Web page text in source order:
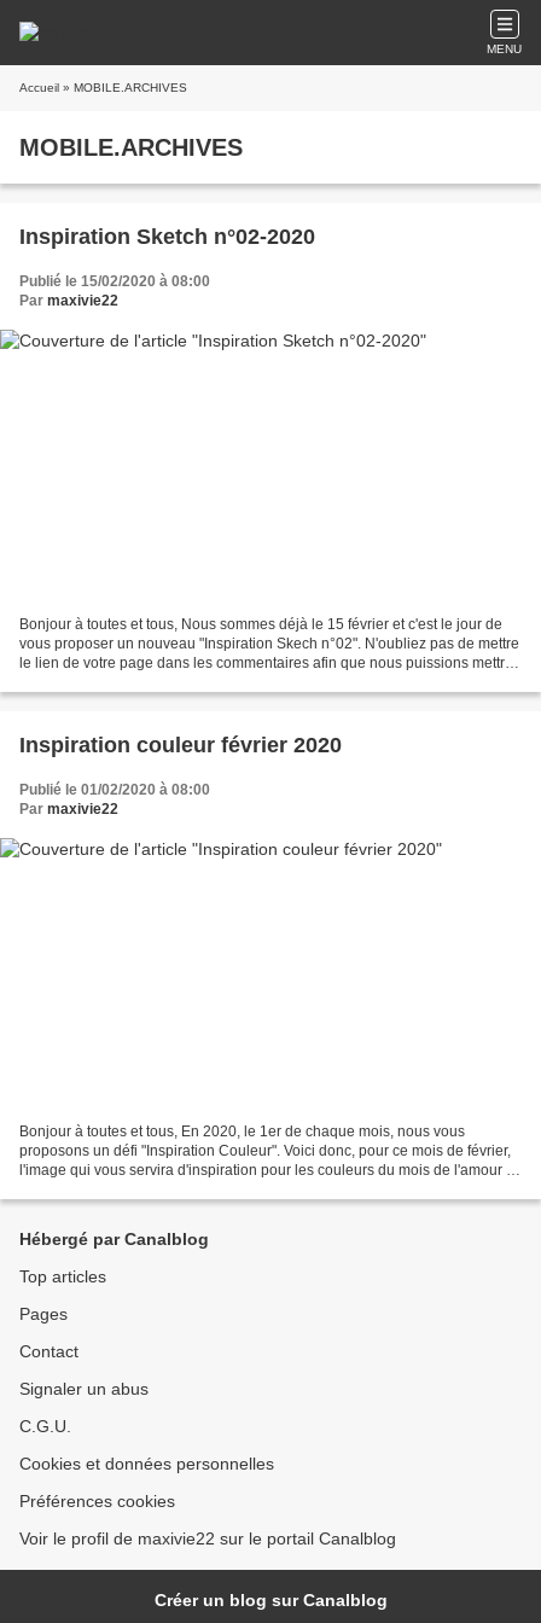
MENU
Accueil » MOBILE.ARCHIVES
MOBILE.ARCHIVES
Inspiration Sketch n°02-2020
Publié le 15/02/2020 à 08:00
Par maxivie22
Bonjour à toutes et tous, Nous sommes déjà le 15 février et c'est le jour de
vous proposer un nouveau "Inspiration Skech n°02". N'oubliez pas de mettre
le lien de votre page dans les commentaires afin que nous puissions mettre
Inspiration couleur février 2020
Publié le 01/02/2020 à 08:00
Par maxivie22
Bonjour à toutes et tous, En 2020, le 1er de chaque mois, nous vous
proposons un défi "Inspiration Couleur". Voici donc, pour ce mois de février,
l'image qui vous servira d'inspiration pour les couleurs du mois de l'amour :
Hébergé par Canalblog
Top articles
Pages
Contact
Signaler un abus
C.G.U.
Cookies et données personnelles
Préférences cookies
Voir le profil de maxivie22 sur le portail Canalblog
Créer un blog sur Canalblog